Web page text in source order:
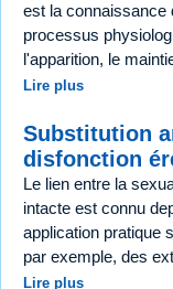
est la connaissance
processus
l'apparition, le
Lire plus
Substitution
disfonction
Le lien entre la
intacte est connu
application pratique
par exemple, des
Lire plus